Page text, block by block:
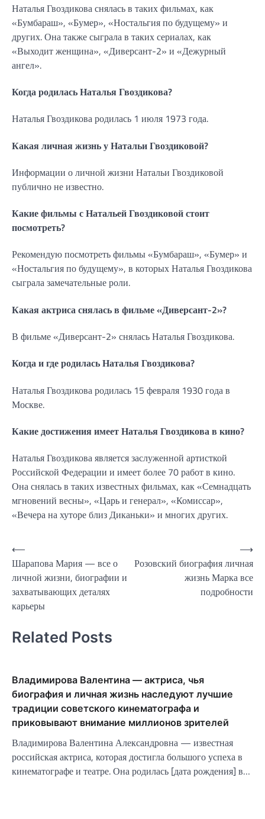
Наталья Гвоздикова снялась в таких фильмах, как
«Бумбараш», «Бумер», «Ностальгия по будущему» и
других. Она также сыграла в таких сериалах, как
«Выходит женщина», «Диверсант-2» и «Дежурный
ангел».
Когда родилась Наталья Гвоздикова?
Наталья Гвоздикова родилась 1 июля 1973 года.
Какая личная жизнь у Натальи Гвоздиковой?
Информации о личной жизни Натальи Гвоздиковой
публично не известно.
Какие фильмы с Натальей Гвоздиковой стоит
посмотреть?
Рекомендую посмотреть фильмы «Бумбараш», «Бумер» и
«Ностальгия по будущему», в которых Наталья Гвоздикова
сыграла замечательные роли.
Какая актриса снялась в фильме «Диверсант-2»?
В фильме «Диверсант-2» снялась Наталья Гвоздикова.
Когда и где родилась Наталья Гвоздикова?
Наталья Гвоздикова родилась 15 февраля 1930 года в
Москве.
Какие достижения имеет Наталья Гвоздикова в кино?
Наталья Гвоздикова является заслуженной артисткой
Российской Федерации и имеет более 70 работ в кино.
Она снялась в таких известных фильмах, как «Семнадцать
мгновений весны», «Царь и генерал», «Комиссар»,
«Вечера на хуторе близ Диканьки» и многих других.
Навигация
по
записям
⟵
Шарапова Мария — все о
личной жизни, биографии и
захватывающих деталях
карьеры
Розовский биография личная
жизнь Марка все
подробности
⟶
Related Posts
Владимирова Валентина — актриса, чья
биография и личная жизнь наследуют лучшие
традиции советского кинематографа и
приковывают внимание миллионов зрителей
Владимирова Валентина Александровна — известная
российская актриса, которая достигла большого успеха в
кинематографе и театре. Она родилась [дата рождения] в…